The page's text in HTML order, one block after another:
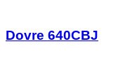
Dovre 640CBJ